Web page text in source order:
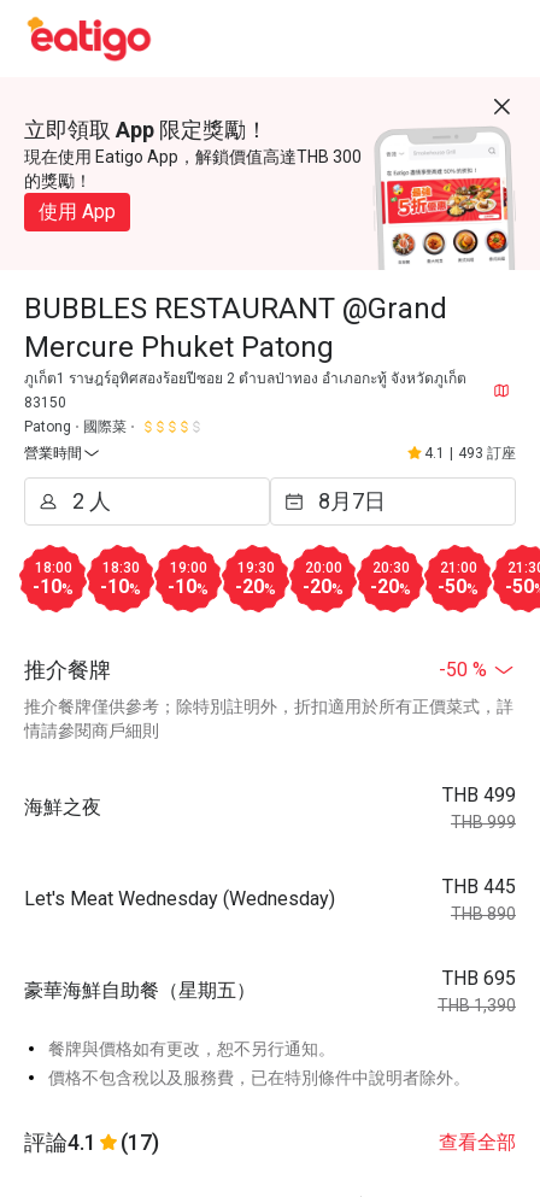
立即領取 App 限定獎勵！
現在使用 Eatigo App，解鎖價值高達THB 300
的獎勵！
使用 App
BUBBLES RESTAURANT @Grand
Mercure Phuket Patong
ภูเก็ต1 ราษฎร์อุทิศสองร้อยปีซอย 2 ตำบลป่าทอง อำเภอกะทู้ จังหวัดภูเก็ต
83150
Patong
國際菜
營業時間
4.1 493 訂座
18:00
-10%
18:30
-10%
19:00
-10%
19:30
-20%
20:00
-20%
20:30
-20%
21:00
-50% -50
推介餐牌 -50 %
推介餐牌僅供參考；除特別註明外，折扣適用於所有正價菜式，詳
情請參閱商戶細則
海鮮之夜
THB 499
THB 999
Let's Meat Wednesday (Wednesday)
THB 445
THB 890
豪華海鮮自助餐（星期五）
THB 695
THB 1,390
餐牌與價格如有更改，恕不另行通知。
價格不包含稅以及服務費，已在特別條件中說明者除外。
評論4.1 (17) 查看全部